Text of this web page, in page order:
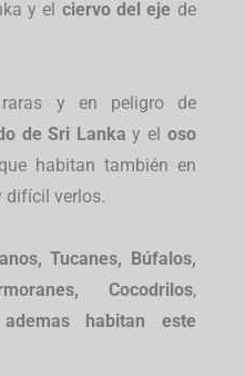
y el ciervo del eje de
raras y en peligro de
de Sri Lanka y el oso
que habitan también en
difícil verlos.
Tucanes, Búfalos,
Cocodrilos,
habitan este